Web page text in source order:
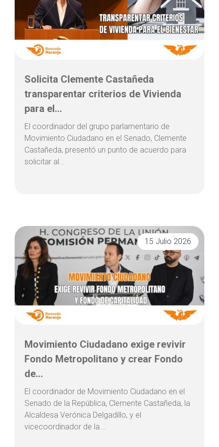
Solicita Clemente Castañeda
transparentar criterios de Vivienda
para el...
El coordinador del grupo parlamentario de
Movimiento Ciudadano en el Senado, Clemente
Castañeda, presentó un punto de acuerdo para
solicitar al...
15 Julio 2026
Movimiento Ciudadano exige revivir
Fondo Metropolitano y crear Fondo
de...
El coordinador de Movimiento Ciudadano en el
Senado de la República, Clemente Castañeda, la
Alcaldesa Verónica Delgadillo, y el
vicecoordinador de la...